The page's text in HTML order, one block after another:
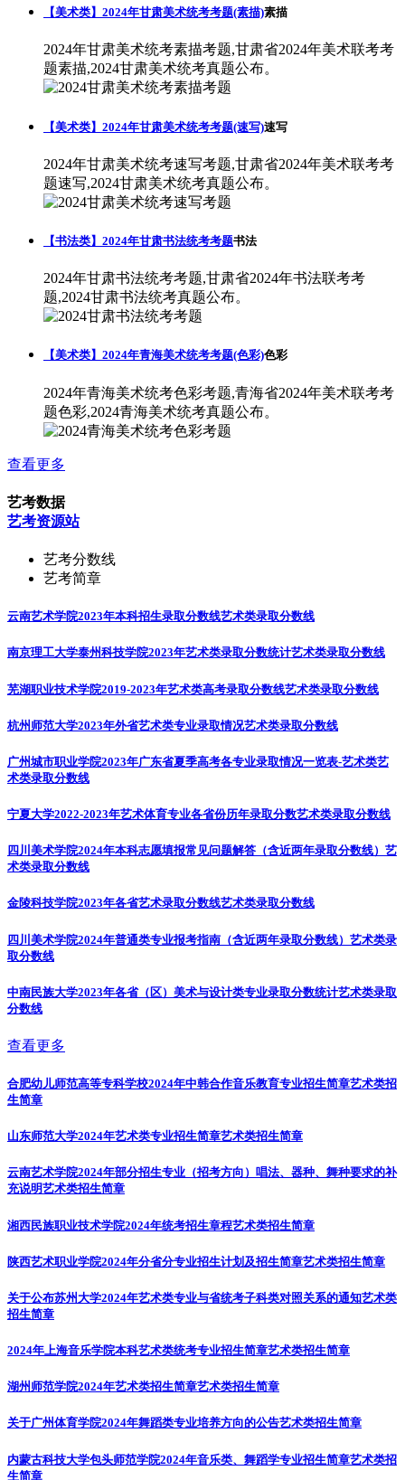
【美术类】2024年甘肃美术统考考题(素描)素描
2024年甘肃美术统考素描考题,甘肃省2024年美术联考考
题素描,2024甘肃美术统考真题公布。
【美术类】2024年甘肃美术统考考题(速写)速写
2024年甘肃美术统考速写考题,甘肃省2024年美术联考考
题速写,2024甘肃美术统考真题公布。
【书法类】2024年甘肃书法统考考题书法
2024年甘肃书法统考考题,甘肃省2024年书法联考考
题,2024甘肃书法统考真题公布。
【美术类】2024年青海美术统考考题(色彩)色彩
2024年青海美术统考色彩考题,青海省2024年美术联考考
题色彩,2024青海美术统考真题公布。
查看更多
艺考数据
艺考资源站
艺考分数线
艺考简章
云南艺术学院2023年本科招生录取分数线艺术类录取分数线
南京理工大学泰州科技学院2023年艺术类录取分数统计艺术类录取分数线
芜湖职业技术学院2019-2023年艺术类高考录取分数线艺术类录取分数线
杭州师范大学2023年外省艺术类专业录取情况艺术类录取分数线
广州城市职业学院2023年广东省夏季高考各专业录取情况一览表-艺术类艺
术类录取分数线
宁夏大学2022-2023年艺术体育专业各省份历年录取分数艺术类录取分数线
四川美术学院2024年本科志愿填报常见问题解答（含近两年录取分数线） 艺
术类录取分数线
金陵科技学院2023年各省艺术录取分数线艺术类录取分数线
四川美术学院2024年普通类专业报考指南（含近两年录取分数线） 艺术类录
取分数线
中南民族大学2023年各省（区）美术与设计类专业录取分数统计艺术类录取
分数线
查看更多
合肥幼儿师范高等专科学校2024年中韩合作音乐教育专业招生简章艺术类招
生简章
山东师范大学2024年艺术类专业招生简章艺术类招生简章
云南艺术学院2024年部分招生专业（招考方向）唱法、器种、舞种要求的补
充说明艺术类招生简章
湘西民族职业技术学院2024年统考招生章程艺术类招生简章
陕西艺术职业学院2024年分省分专业招生计划及招生简章艺术类招生简章
关于公布苏州大学2024年艺术类专业与省统考子科类对照关系的通知艺术类
招生简章
2024年上海音乐学院本科艺术类统考专业招生简章艺术类招生简章
湖州师范学院2024年艺术类招生简章艺术类招生简章
关于广州体育学院2024年舞蹈类专业培养方向的公告艺术类招生简章
内蒙古科技大学包头师范学院2024年音乐类、舞蹈学专业招生简章艺术类招
生简章